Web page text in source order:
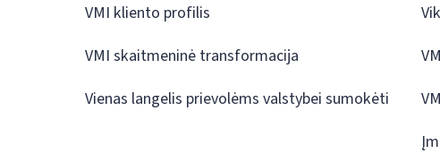
VMI kliento profilis
VMI skaitmeninė transformacija
Vienas langelis prievolėms valstybei sumokėti